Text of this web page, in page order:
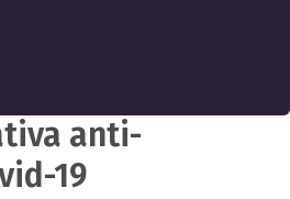
anti-
19